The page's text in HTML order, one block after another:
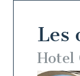
Les
Hotel